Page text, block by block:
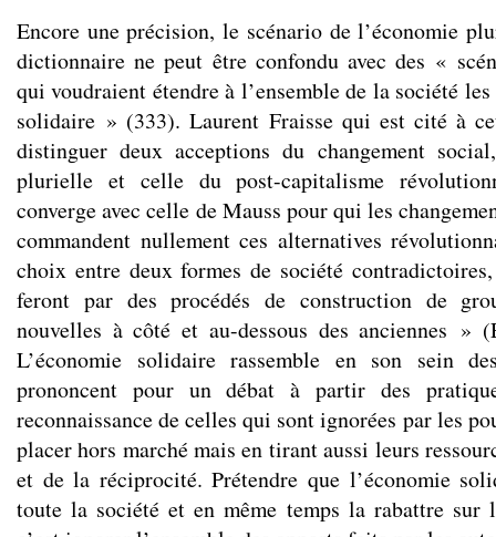
Encore une précision, le scénario de l’économie
dictionnaire ne peut être confondu avec des «
qui voudraient étendre à l’ensemble de la société
solidaire » (333). Laurent Fraisse qui est cité à
distinguer deux acceptions du changement
plurielle et celle du post-capitalisme
converge avec celle de Mauss pour qui les
commandent nullement ces alternatives
choix entre deux formes de société
feront par des procédés de construction de
nouvelles à côté et au-dessous des anciennes »
L’économie solidaire rassemble en son sein
prononcent pour un débat à partir des
reconnaissance de celles qui sont ignorées par les
placer hors marché mais en tirant aussi leurs
et de la réciprocité. Prétendre que l’économie
toute la société et en même temps la rabattre sur